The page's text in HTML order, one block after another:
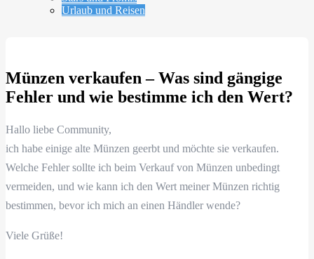
Urlaub und Reisen
Münzen verkaufen – Was sind gängige
Fehler und wie bestimme ich den Wert?
Hallo liebe Community,
ich habe einige alte Münzen geerbt und möchte sie verkaufen.
Welche Fehler sollte ich beim Verkauf von Münzen unbedingt
vermeiden, und wie kann ich den Wert meiner Münzen richtig
bestimmen, bevor ich mich an einen Händler wende?
Viele Grüße!